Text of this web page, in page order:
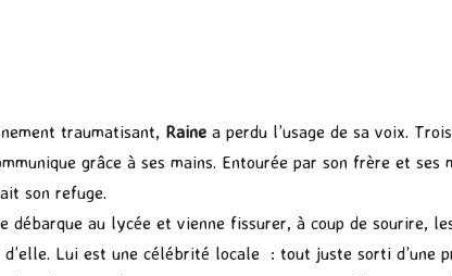
traumatisant, Raine a perdu l’usage de sa voix.
grâce à ses mains. Entourée par son frère et ses
son refuge.
débarque au lycée et vienne fissurer, à coup de sourire,
d’elle. Lui est une célébrité locale : tout juste sorti d’une